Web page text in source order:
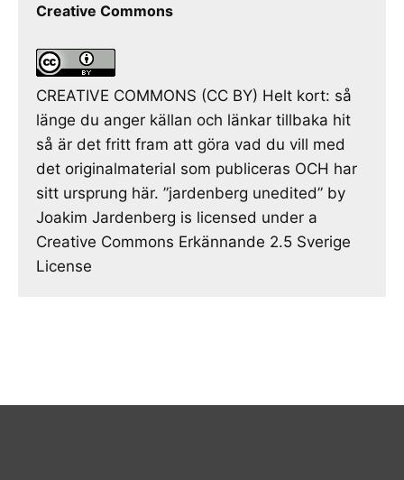
Creative Commons
CREATIVE COMMONS (CC BY) Helt kort: så
länge du anger källan och länkar tillbaka hit
så är det fritt fram att göra vad du vill med
det originalmaterial som publiceras OCH har
sitt ursprung här. ”jardenberg unedited” by
Joakim Jardenberg is licensed under a
Creative Commons Erkännande 2.5 Sverige
License